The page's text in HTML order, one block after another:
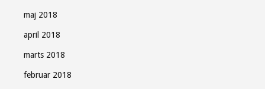
maj 2018
april 2018
marts 2018
februar 2018